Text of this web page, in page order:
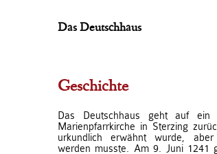
Das Deutschhaus
Geschichte
Das Deutschhaus geht auf
Marienpfarrkirche in Sterzing
urkundlich erwähnt wurde,
werden musste. Am 9. Juni 1241